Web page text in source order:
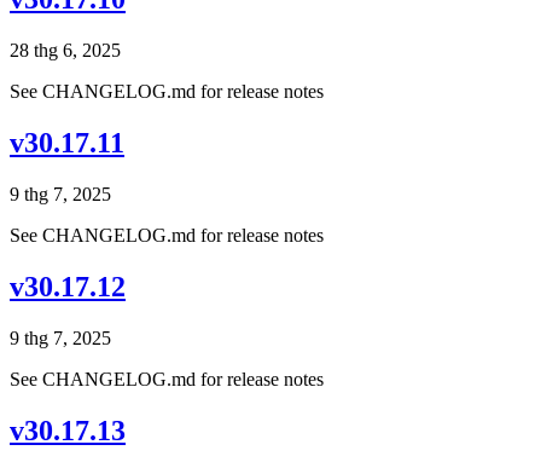
28 thg 6, 2025
See CHANGELOG.md for release notes
v30.17.11
9 thg 7, 2025
See CHANGELOG.md for release notes
v30.17.12
9 thg 7, 2025
See CHANGELOG.md for release notes
v30.17.13